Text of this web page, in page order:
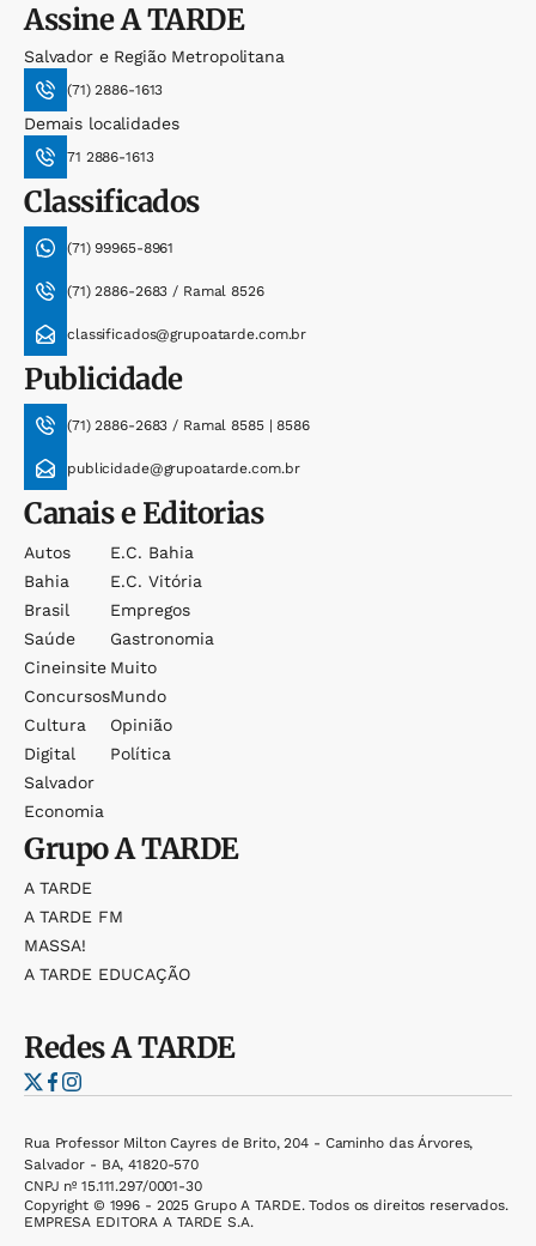
AssineA TARDE
Salvador e Região Metropolitana
(71) 2886-1613
Demais localidades
71 2886-1613
Classificados
(71) 99965-8961
(71) 2886-2683 / Ramal 8526
classificados@grupoatarde.com.br
Publicidade
(71) 2886-2683 / Ramal 8585 | 8586
publicidade@grupoatarde.com.br
Canais e Editorias
Autos
Bahia
Brasil
Saúde
Cineinsite
Concursos
Cultura
Digital
Salvador
Economia
E.c. Bahia
E.c. Vitória
Empregos
Gastronomia
Muito
Mundo
Opinião
Política
GrupoA TARDE
A TARDE
A TARDE FM
MASSA!
A TARDE EDUCAÇÃO
RedesA TARDE
Rua Professor Milton Cayres de Brito, 204 - Caminho das Árvores,
Salvador - BA, 41820-570
CNPJ nº 15.111.297/0001-30
Copyright © 1996 - 2025 Grupo A TARDE. Todos os direitos reservados.
EMPRESA EDITORA A TARDE S.A.